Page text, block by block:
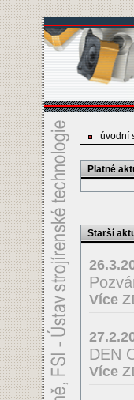
úvodní
Platné
Starší
Více
DEN
Více